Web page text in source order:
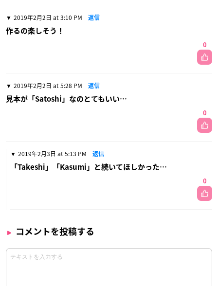
2019年2月2日 at 3:10 PM 返信
作るの楽しそう！
0
2019年2月2日 at 5:28 PM 返信
見本が「Satoshi」なのとてもいい…
0
2019年2月3日 at 5:13 PM 返信
「Takeshi」「Kasumi」と続いてほしかった…
0
コメントを投稿する